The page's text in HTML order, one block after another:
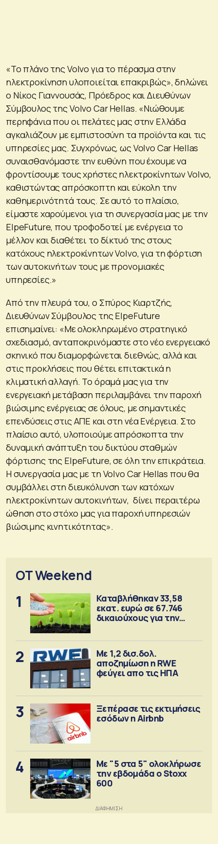
«Το πλάνο της Volvo για το πέρασμα στην
ηλεκτροκίνηση υλοποιείται επακριβώς», δηλώνει
ο Νίκος Γιαννουσάς, Πρόεδρος και Διευθύνων
Σύμβουλος της Volvo Car Hellas. «Νιώθουμε
περηφάνια που οι πελάτες μας στην Ελλάδα
αγκαλιάζουν με εμπιστοσύνη τα προϊόντα και τις
υπηρεσίες μας. Συγχρόνως, ως Volvo Car Hellas
συναισθανόμαστε την ευθύνη που έχουμε να
φροντίσουμε τους χρήστες ηλεκτροκίνητων Volvo,
καθιστώντας απρόσκοπτη και εύκολη την
καθημερινότητά τους. Σε αυτό το πλαίσιο,
είμαστε χαρούμενοι για τη συνεργασία μας με την
ElpeFuture, που τροφοδοτεί με ενέργεια το
μέλλον και διαθέτει το δίκτυό της στους
κατόχους ηλεκτροκίνητων Volvo, για τη φόρτιση
των αυτοκινήτων τους με προνομιακές
υπηρεσίες.»
Από την πλευρά του, ο Σπύρος Κιαρτζής,
Διευθύνων Σύμβουλος της ElpeFuture
επισημαίνει: «Με ολοκληρωμένο στρατηγικό
σχεδιασμό, ανταποκρινόμαστε στο νέο ενεργειακό
σκηνικό που διαμορφώνεται διεθνώς, αλλά και
στις προκλήσεις που θέτει επιτακτικά η
κλιματική αλλαγή. Το όραμά μας για την
ενεργειακή μετάβαση περιλαμβάνει την παροχή
βιώσιμης ενέργειας σε όλους, με σημαντικές
επενδύσεις στις ΑΠΕ και στη νέα Ενέργεια. Στο
πλαίσιο αυτό, υλοποιούμε απρόσκοπτα την
δυναμική ανάπτυξη του δικτύου σταθμών
φόρτισης της ElpeFuture, σε όλη την επικράτεια.
Η συνεργασία μας με τη Volvo Car Hellas που θα
συμβάλλει στη διευκόλυνση των κατόχων
ηλεκτροκίνητων αυτοκινήτων, δίνει περαιτέρω
ώθηση στο στόχο μας για παροχή υπηρεσιών
βιώσιμης κινητικότητας».
OT Weekend
1
Καταβλήθηκαν 33,58
εκατ. ευρώ σε 67.746
δικαιούχους για την
2
Με 1,2 δισ.δολ.
αποζημίωση η RWE
φεύγει απο τις ΗΠΑ
3
Ξεπέρασε τις εκτιμήσεις
εσόδων η Airbnb
4
Με "5 στα 5" ολοκλήρωσε
την εβδομάδα ο Stoxx
600